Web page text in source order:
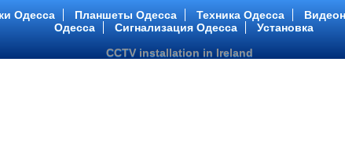
Одесса Планшеты Одесса Техника Одесса
Одесса
Сигнализация Одесса Установка
CCTV installation in Ireland